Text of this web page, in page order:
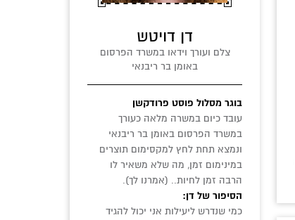
דן דויטש
צלם ועורך וידאו במשרד הפרסום
באומן בר ריבנאי
בוגר מסלול פוסט פרודקשן
עובד כיום במשרה מלאה כעורך
במשרד הפרסום באומן בר ריבנאי
ונמצא תחת לחץ למקסימום תוצרים
במינימום זמן, מה שלא משאיר לו
הרבה זמן לחיות.. (אמרנו לך).
הסיפור של דן:
כמי שנדרש ליעילות אני יכול להגיד